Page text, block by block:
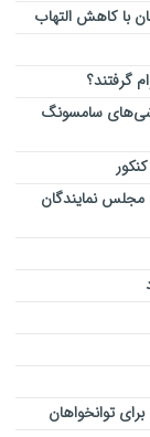
با کاهش التهاب
گرفتند؟
سامسونگ
مجلس نمایندگان